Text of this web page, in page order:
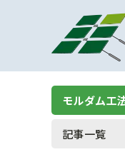
モルダム工
記事一覧